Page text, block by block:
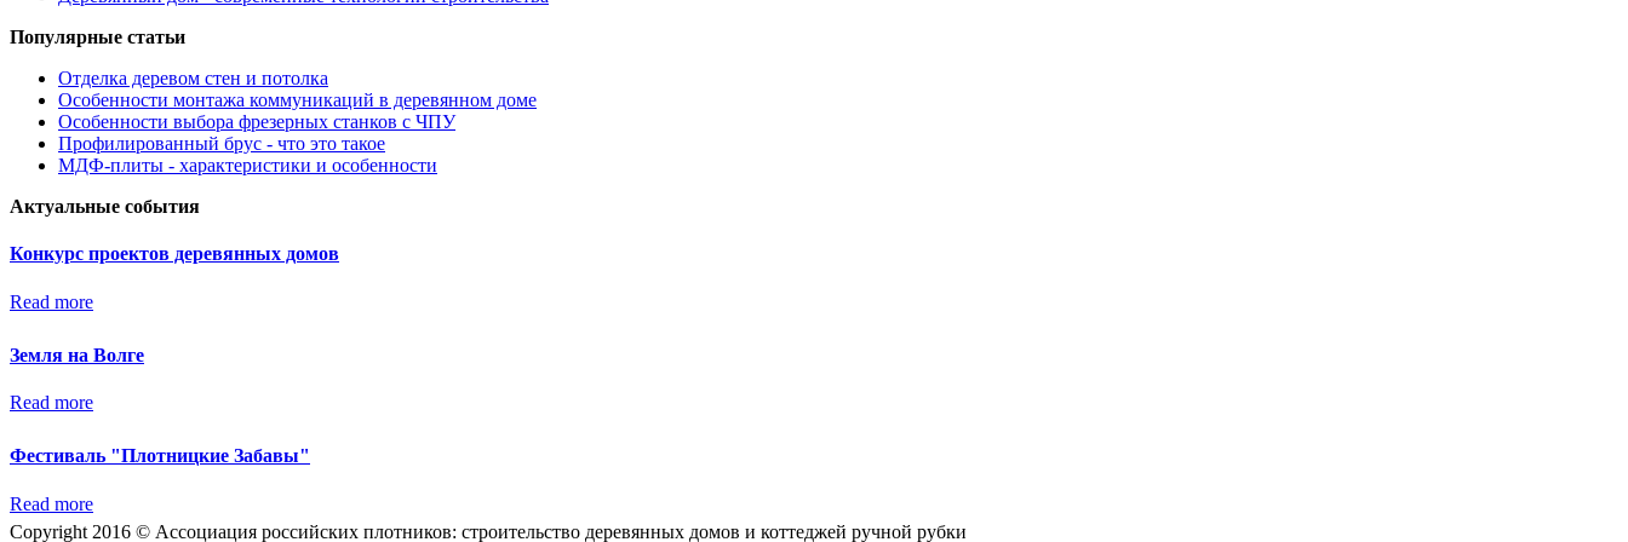
Популярные статьи
Отделка деревом стен и потолка
Особенности монтажа коммуникаций в деревянном доме
Особенности выбора фрезерных станков с ЧПУ
Профилированный брус - что это такое
МДФ-плиты - характеристики и особенности
Актуальные события
Конкурс проектов деревянных домов
Read more
Земля на Волге
Read more
Фестиваль "Плотницкие Забавы"
Read more
Copyright 2016 © Ассоциация российских плотников: строительство деревянных домов и коттеджей ручной рубки